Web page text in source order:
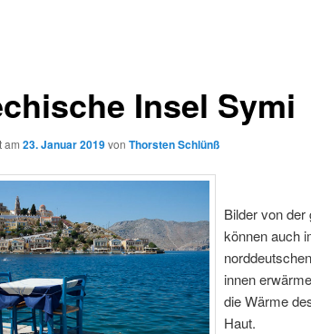
Insel Symi
am 23. Januar 2019von Thorsten Schlünß
Bilder von
können auch
innen
die Wärme
Haut.